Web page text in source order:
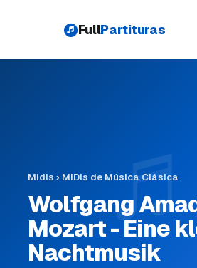
FullPartituras
Midis › MIDIs de Música Clásica
Wolfgang
Mozart - Eine
Nachtmusik